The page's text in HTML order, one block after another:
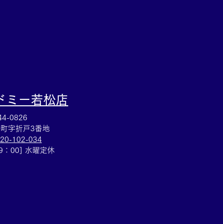
ミー若松店
0826
字折戸3番地
102-034
00] 水曜定休